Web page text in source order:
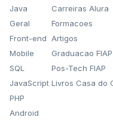
Java
Geral
Front-end
Mobile
SQL
JavaScript
PHP
Android
Carreiras Alura
Formacoes
Artigos
Graduacao FIAP
Pos-Tech FIAP
Livros Casa do